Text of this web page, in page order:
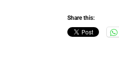
Share this: